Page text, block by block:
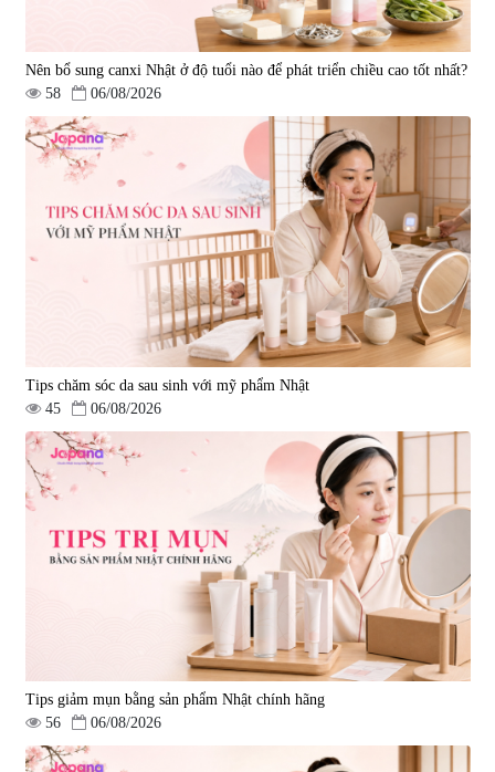
Nên bổ sung canxi Nhật ở độ tuổi nào để phát triển chiều cao tốt nhất?
58
06/08/2026
Tips chăm sóc da sau sinh với mỹ phẩm Nhật
45
06/08/2026
Tips giảm mụn bằng sản phẩm Nhật chính hãng
56
06/08/2026